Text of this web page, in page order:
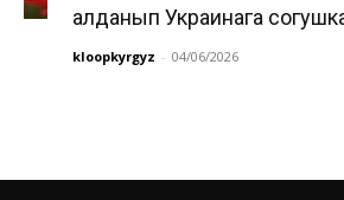
алданып Украинага
kloopkyrgyz - 04/06/2026